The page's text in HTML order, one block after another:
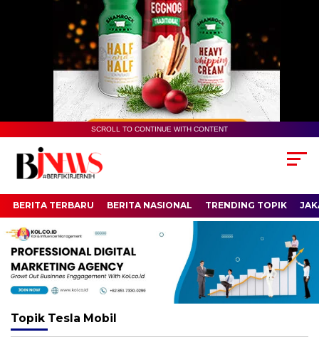
SCROLL TO CONTINUE WITH CONTENT
BERITA TERBARU BERITA NASIONAL TRENDING TOPIK
Topik Tesla Mobil